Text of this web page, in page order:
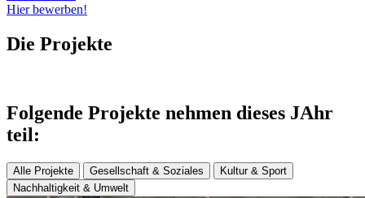
Hier bewerben!
Die Projekte
Folgende Projekte nehmen dieses JAhr
teil:
Alle Projekte Gesellschaft & Soziales
Kultur & Sport
Nachhaltigkeit & Umwelt